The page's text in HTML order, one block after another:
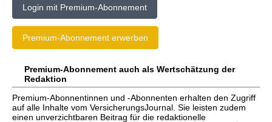
Login mit Premium-Abonnement
Premium-Abonnement erwerben
Premium-Abonnement auch als Wertschätzung der
Redaktion
Premium-Abonnentinnen und -Abonnenten erhalten den Zugriff
auf alle Inhalte vom VersicherungsJournal. Sie leisten zudem
einen unverzichtbaren Beitrag für die redaktionelle